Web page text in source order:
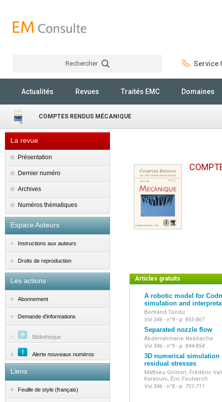
Rechercher Service
Actualités Revues Traités EMC Domaines
COMPTES RENDUS MÉCANIQUE
La revue
Présentation
Dernier numéro
Archives
Numéros thématiques
Espace Auteurs
Instructions aux auteurs
Droits de reproduction
Les actions
Abonnement
Demande d'informations
Bibliothèque
Alerte nouveaux numéros
Liens
Feuille de style (français)
Articles gratuits
A robotic model for
simulation and
Bertrand Tondu
Vol 346 - n°9 - p. 855-867
Separated nozzle flow
Abderrahmane Nebbache
Vol 346 - n°9 - p. 844-854
3D numerical
residual stresses
Mathieu Girinon, Frédéric
Karaouni, Éric Feulvarch
Vol 346 - n°8 - p. 701-711